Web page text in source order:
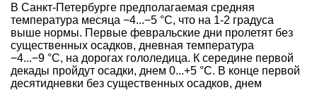
В Санкт-Петербурге предполагаемая средняя
температура месяца −4...−5 °С, что на 1-2 градуса
выше нормы. Первые февральские дни пролетят без
существенных осадков, дневная температура
−4...−9 °С, на дорогах гололедица. К середине первой
декады пройдут осадки, днем 0...+5 °С. В конце первой
десятидневки без существенных осадков, днем